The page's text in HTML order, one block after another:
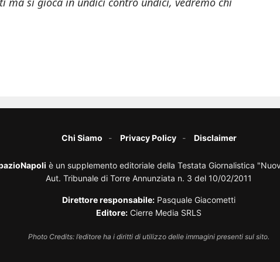
Chi Siamo Privacy Policy Disclaimer
è un supplemento editoriale della Testata Giornalistica
Aut. Tribunale di Torre Annunziata n. 3 del 10/02/2011
Direttore responsabile: Pasquale Giacometti
Editore: Cierre Media SRLS
Photo Credits: l’editore ha i diritti di utilizzo delle immagini presenti sul sito.